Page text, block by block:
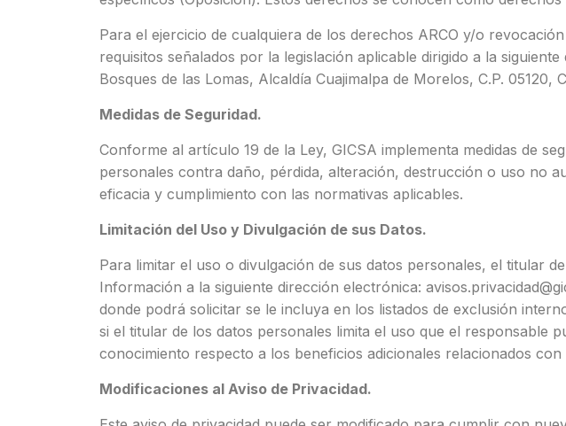
Para el ejercicio de cualquiera de los derechos ARCO y/o
requisitos señalados por la legislación aplicable dirigido a la
Bosques de las Lomas, Alcaldía Cuajimalpa de Morelos, C.P. 05120,
Medidas de Seguridad.
Conforme al artículo 19 de la Ley, GICSA implementa medidas de
personales contra daño, pérdida, alteración, destrucción o uso no
eficacia y cumplimiento con las normativas aplicables.
Limitación del Uso y Divulgación de sus Datos.
Para limitar el uso o divulgación de sus datos personales, el titular
Información a la siguiente dirección electrónica:
donde podrá solicitar se le incluya en los listados de exclusión
si el titular de los datos personales limita el uso que el responsable
conocimiento respecto a los beneficios adicionales relacionados
Modificaciones al Aviso de Privacidad.